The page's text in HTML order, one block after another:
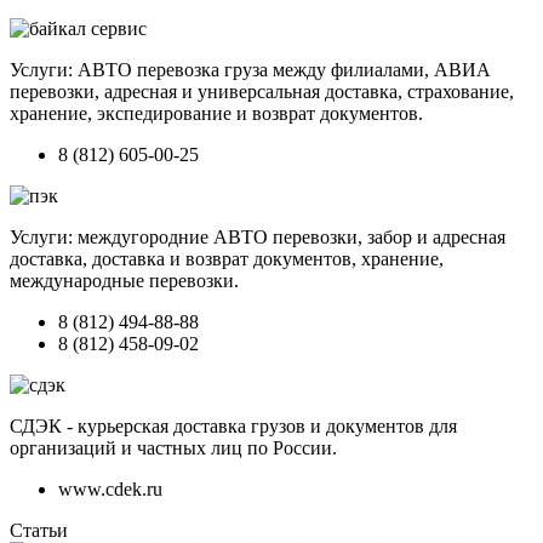
Услуги: АВТО перевозка груза между филиалами, АВИА
перевозки, адресная и универсальная доставка, страхование,
хранение, экспедирование и возврат документов.
8 (812) 605-00-25
Услуги: междугородние АВТО перевозки, забор и адресная
доставка, доставка и возврат документов, хранение,
международные перевозки.
8 (812) 494-88-88
8 (812) 458-09-02
СДЭК - курьерская доставка грузов и документов для
организаций и частных лиц по России.
www.cdek.ru
Статьи